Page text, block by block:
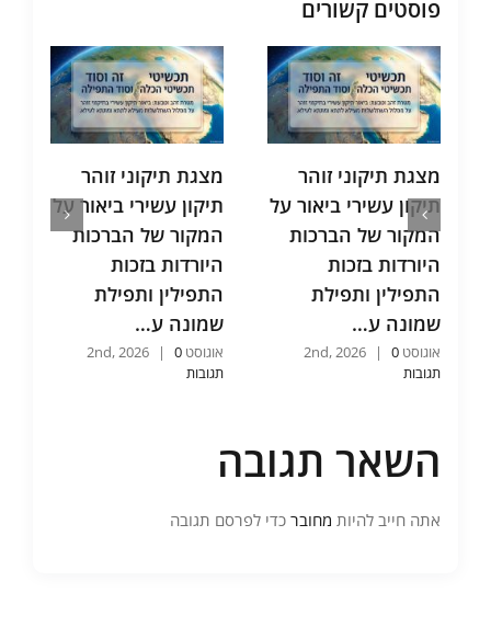
פוסטים קשורים
מצגת תיקוני זוהר
תיקון עשירי ביאור על
המקור של הברכות
היורדות בזכות
התפילין ותפילת
שמונה ע…
אוגוסט 2nd, 2026 |
0
תגובות
מצגת תיקוני זוהר
תיקון עשירי ביאור על
המקור של הברכות
היורדות בזכות
התפילין ותפילת
שמונה ע…
אוגוסט 2nd, 2026 |
0
תגובות
השאר תגובה
אתה חייב להיות מחובר כדי לפרסם תגובה